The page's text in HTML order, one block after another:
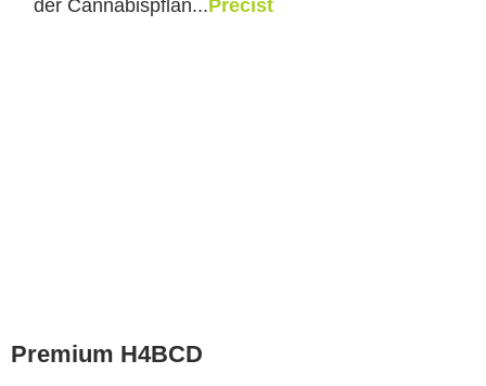
der Cannabispflan...Přečíst
Premium H4BCD